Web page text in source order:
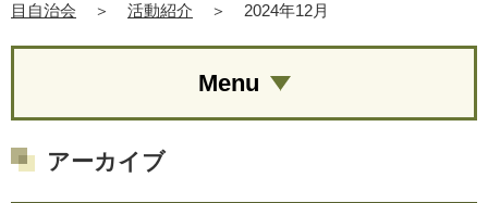
目自治会
＞ 活動紹介 ＞ 2024年12月
Menu
アーカイブ